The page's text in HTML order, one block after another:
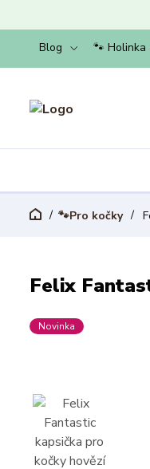
Blog 🐾 Holinka
🐾Pro kočky
Felix
Novinka